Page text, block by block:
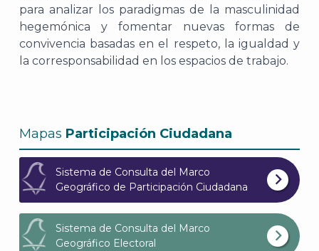
para analizar los paradigmas de la masculinidad
hegemónica y fomentar nuevas formas de
convivencia basadas en el respeto, la igualdad y
la corresponsabilidad en los espacios de trabajo.
Mapas Participación Ciudadana
Sistema de Consulta del Marco
Geográfico de Participación Ciudadana
Sistema de Consulta del Marco
Geográfico Electoral